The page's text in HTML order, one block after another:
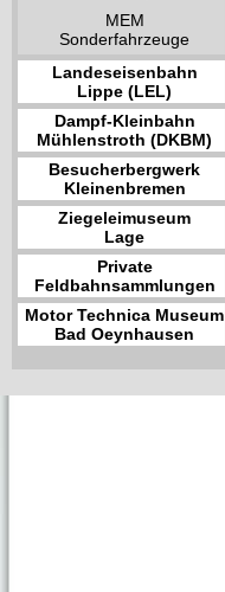
MEM
Sonderfahrzeuge
Landeseisenbahn
Lippe (LEL)
Dampf-Kleinbahn
Mühlenstroth (DKBM)
Besucherbergwerk
Kleinenbremen
Ziegeleimuseum
Lage
Private
Feldbahnsammlungen
Motor Technica Museum
Bad Oeynhausen